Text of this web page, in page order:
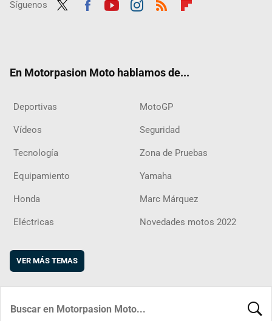
Síguenos
En Motorpasion Moto hablamos de...
Deportivas MotoGP
Vídeos Seguridad
Tecnología Zona de Pruebas
Equipamiento Yamaha
Honda Marc Márquez
Eléctricas Novedades motos 2022
VER MÁS TEMAS